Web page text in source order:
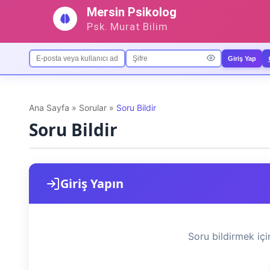
Mersin Psikolog
Psk. Murat Bilim
Giriş Yap
Ana Sayfa » Sorular » Soru Bildir
Soru Bildir
Giriş Yapın
Soru bildirmek